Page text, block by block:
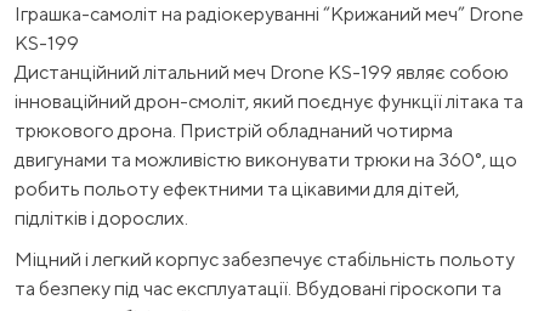
Іграшка-самоліт на радіокеруванні “Крижаний меч” Drone
KS-199
Дистанційний літальний меч Drone KS-199 являє собою
інноваційний дрон-смоліт, який поєднує функції літака та
трюкового дрона. Пристрій обладнаний чотирма
двигунами та можливістю виконувати трюки на 360°, що
робить польоту ефектними та цікавими для дітей,
підлітків і дорослих.
Міцний і легкий корпус забезпечує стабільність польоту
та безпеку під час експлуатації. Вбудовані гіроскопи та